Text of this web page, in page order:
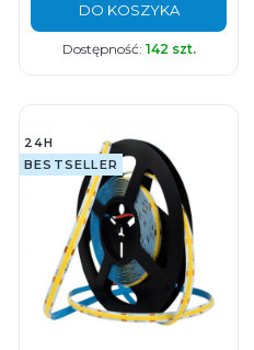
DO KOSZYKA
Dostępność: 142 szt.
24H
BESTSELLER